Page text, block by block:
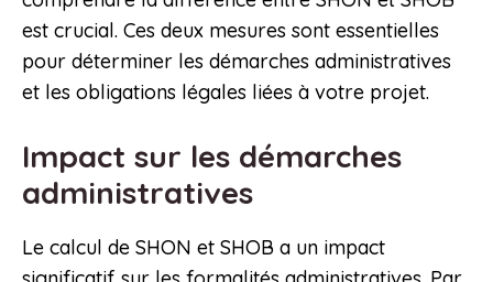
est crucial. Ces deux mesures sont essentielles
pour déterminer les démarches administratives
et les obligations légales liées à votre projet.
Impact sur les démarches
administratives
Le calcul de SHON et SHOB a un impact